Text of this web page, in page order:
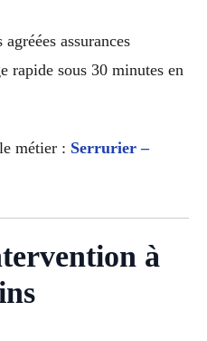
assurances
rapide sous 30 minutes en
métier : Serrurier –
à